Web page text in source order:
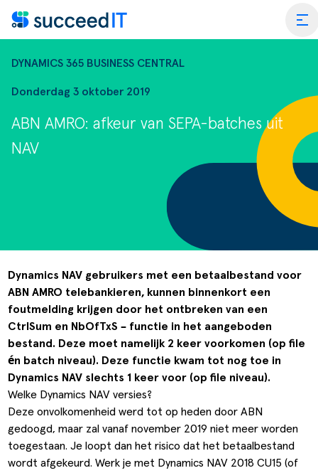
Central
Wat is
Wat is
Scanning
Factuurverwerking
Transportorders
Workflow
Voorraad management &
Blogs & Nieuws
Webinars & Events
Downloads
Klantcases
Business Central Trainingen
SucceedIT
aanpak
klanten
team
bij SucceedIT
partners
DYNAMICS 365 BUSINESS CENTRAL
Donderdag 3 oktober 2019
ABN AMRO: afkeur van SEPA-batches uit
NAV
Dynamics NAV gebruikers met een betaalbestand voor
ABN AMRO telebankieren, kunnen binnenkort een
foutmelding krijgen door het ontbreken van een
CtrlSum en NbOfTxS – functie in het aangeboden
bestand. Deze moet namelijk 2 keer voorkomen (op file
én batch niveau). Deze functie kwam tot nog toe in
Dynamics NAV slechts 1 keer voor (op file niveau).
Welke Dynamics NAV versies?
Deze onvolkomenheid werd tot op heden door ABN
gedoogd, maar zal vanaf november 2019 niet meer worden
toegestaan. Je loopt dan het risico dat het betaalbestand
wordt afgekeurd. Werk je met Dynamics NAV 2018 CU15 (of